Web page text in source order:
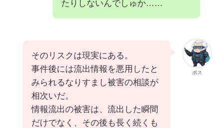
たりしないんでしゅか……
ボス
そのリスクは現実にある。
事件後には流出情報を悪用したと
みられるなりすまし被害の相談が
相次いだ。
情報流出の被害は、流出した瞬間
だけでなく、その後も長く続くも